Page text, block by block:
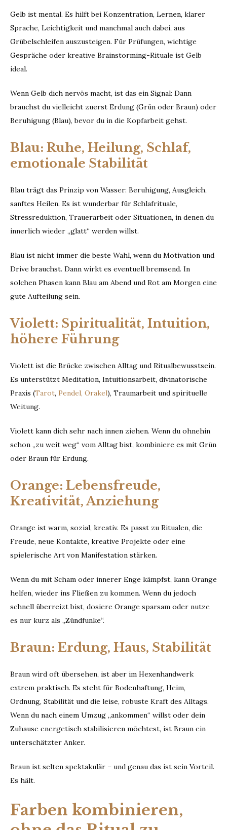
Gelb ist mental. Es hilft bei Konzentration, Lernen, klarer
Sprache, Leichtigkeit und manchmal auch dabei, aus
Grübelschleifen auszusteigen. Für Prüfungen, wichtige
Gespräche oder kreative Brainstorming-Rituale ist Gelb
ideal.
Wenn Gelb dich nervös macht, ist das ein Signal: Dann
brauchst du vielleicht zuerst Erdung (Grün oder Braun) oder
Beruhigung (Blau), bevor du in die Kopfarbeit gehst.
Blau: Ruhe, Heilung, Schlaf,
emotionale Stabilität
Blau trägt das Prinzip von Wasser: Beruhigung, Ausgleich,
sanftes Heilen. Es ist wunderbar für Schlafrituale,
Stressreduktion, Trauerarbeit oder Situationen, in denen du
innerlich wieder „glatt“ werden willst.
Blau ist nicht immer die beste Wahl, wenn du Motivation und
Drive brauchst. Dann wirkt es eventuell bremsend. In
solchen Phasen kann Blau am Abend und Rot am Morgen eine
gute Aufteilung sein.
Violett: Spiritualität, Intuition,
höhere Führung
Violett ist die Brücke zwischen Alltag und Ritualbewusstsein.
Es unterstützt Meditation, Intuitionsarbeit, divinatorische
Praxis (Tarot, Pendel, Orakel), Traumarbeit und spirituelle
Weitung.
Violett kann dich sehr nach innen ziehen. Wenn du ohnehin
schon „zu weit weg“ vom Alltag bist, kombiniere es mit Grün
oder Braun für Erdung.
Orange: Lebensfreude,
Kreativität, Anziehung
Orange ist warm, sozial, kreativ. Es passt zu Ritualen, die
Freude, neue Kontakte, kreative Projekte oder eine
spielerische Art von Manifestation stärken.
Wenn du mit Scham oder innerer Enge kämpfst, kann Orange
helfen, wieder ins Fließen zu kommen. Wenn du jedoch
schnell überreizt bist, dosiere Orange sparsam oder nutze
es nur kurz als „Zündfunke“.
Braun: Erdung, Haus, Stabilität
Braun wird oft übersehen, ist aber im Hexenhandwerk
extrem praktisch. Es steht für Bodenhaftung, Heim,
Ordnung, Stabilität und die leise, robuste Kraft des Alltags.
Wenn du nach einem Umzug „ankommen“ willst oder dein
Zuhause energetisch stabilisieren möchtest, ist Braun ein
unterschätzter Anker.
Braun ist selten spektakulär – und genau das ist sein Vorteil.
Es hält.
Farben kombinieren,